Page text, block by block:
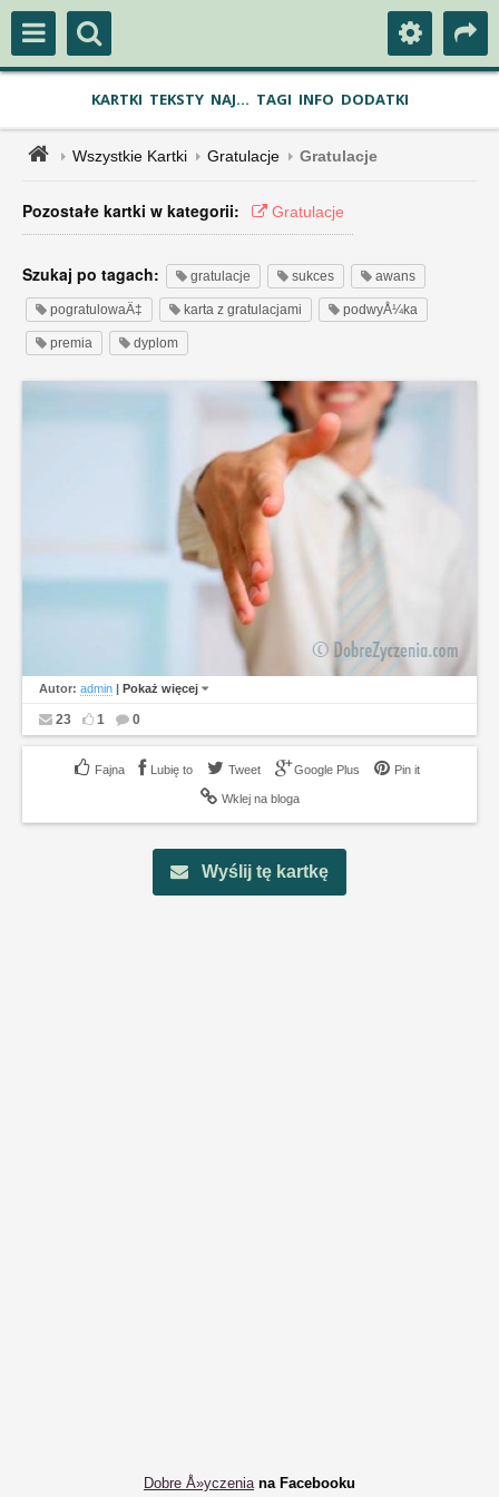
KARTKI TEKSTY NAJ... TAGI INFO DODATKI
Wszystkie Kartki Gratulacje Gratulacje
Pozostałe kartki w kategorii: Gratulacje
Szukaj po tagach: gratulacje sukces awans
pogratulowaÄ‡ karta z gratulacjami podwyÅ¼ka
premia dyplom
Autor: admin | Pokaż więcej
23 1 0
Lubię to Tweet Google Plus Pin it
Wklej na bloga
Wyślij tę kartkę
Dobre Å»yczeniana Facebooku